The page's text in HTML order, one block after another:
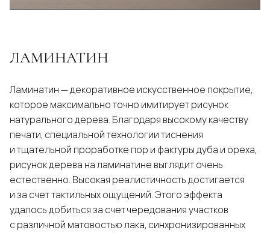
ЛАМИНАТИН
Ламинатин — декоративное искусственное покрытие,
которое максимально точно имитирует рисунок
натурального дерева. Благодаря высокому качеству
печати, специальной технологии тиснения
и тщательной проработке пор и фактуры дуба и ореха,
рисунок дерева на ламинатине выглядит очень
естественно. Высокая реалистичность достигается
и за счет тактильных ощущений. Этого эффекта
удалось добиться за счет чередования участков
с различной матовостью лака, синхронизированных